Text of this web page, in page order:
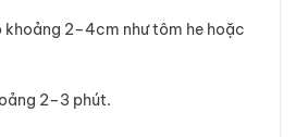
2–4cm như tôm he hoặc
2–3 phút.